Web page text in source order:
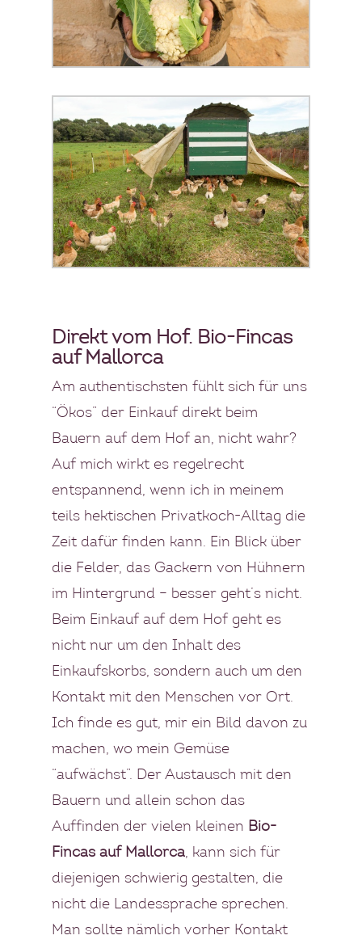
Direkt vom Hof. Bio-Fincas
auf Mallorca
Am authentischsten fühlt sich für uns
“Ökos” der Einkauf direkt beim
Bauern auf dem Hof an, nicht wahr?
Auf mich wirkt es regelrecht
entspannend, wenn ich in meinem
teils hektischen Privatkoch-Alltag die
Zeit dafür finden kann. Ein Blick über
die Felder, das Gackern von Hühnern
im Hintergrund – besser geht’s nicht.
Beim Einkauf auf dem Hof geht es
nicht nur um den Inhalt des
Einkaufskorbs, sondern auch um den
Kontakt mit den Menschen vor Ort.
Ich finde es gut, mir ein Bild davon zu
machen, wo mein Gemüse
“aufwächst”. Der Austausch mit den
Bauern und allein schon das
Auffinden der vielen kleinen Bio-
Fincas auf Mallorca, kann sich für
diejenigen schwierig gestalten, die
nicht die Landessprache sprechen.
Man sollte nämlich vorher Kontakt